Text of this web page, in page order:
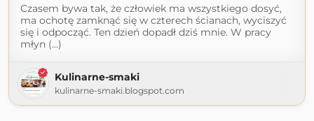
Czasem bywa tak, że człowiek ma wszystkiego dosyć,
ma ochotę zamknąć się w czterech ścianach, wyciszyć
się i odpocząć. Ten dzień dopadł dziś mnie. W pracy
młyn (...)
Kulinarne-smaki
kulinarne-smaki.blogspot.com